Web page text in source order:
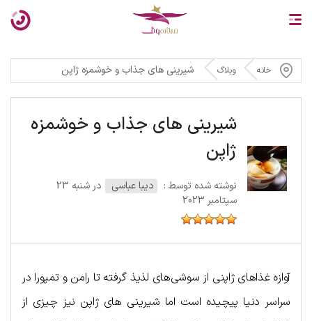
خانه وبلاگ شیرینی های جذاب و خوشمزه ژاپن
شیرینی های جذاب و خوشمزه
ژاپن
نوشته شده توسط : دیبا عباسی
در شنبه 23
سپتامبر 2023
آوازه غذاهای ژاپنی از سوشی‌های لذیذ گرفته تا رامن و تمپورا در
سراسر دنیا پیچیده است اما شیرینی های ژاپن نیز چیزی از